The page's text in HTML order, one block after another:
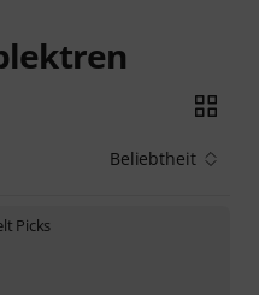
Beliebtheit
Picks